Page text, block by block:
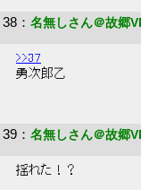
38 ： 名無しさん＠故郷
>>37
勇次郎乙
39 ： 名無しさん＠故郷
揺れた！？